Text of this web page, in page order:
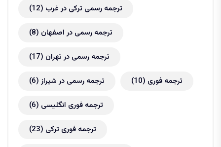
ترجمه رسمی ترکی در غرب (12)
ترجمه رسمی در اصفهان (8)
ترجمه رسمی در تهران (17)
ترجمه رسمی در شیراز (6) ترجمه فوری (10)
ترجمه فوری انگلیسی (6)
ترجمه فوری ترکی (23)